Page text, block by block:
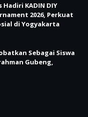
KADIN DIY
2026, Perkuat
di Yogyakarta
Sebagai Siswa
Gubeng,